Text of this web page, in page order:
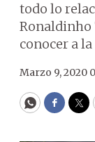
todo lo
Ronaldinho
conocer a
Marzo 9, 2020
WhatsApp